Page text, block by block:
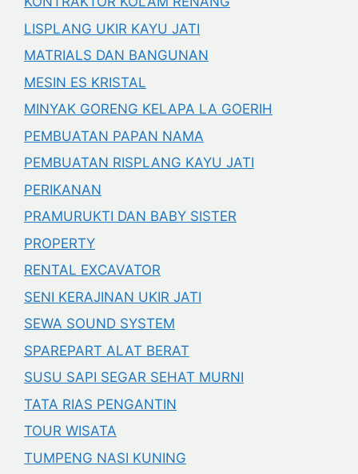
LISPLANG UKIR KAYU JATI
MATRIALS DAN BANGUNAN
MESIN ES KRISTAL
MINYAK GORENG KELAPA LA GOERIH
PEMBUATAN PAPAN NAMA
PEMBUATAN RISPLANG KAYU JATI
PERIKANAN
PRAMURUKTI DAN BABY SISTER
PROPERTY
RENTAL EXCAVATOR
SENI KERAJINAN UKIR JATI
SEWA SOUND SYSTEM
SPAREPART ALAT BERAT
SUSU SAPI SEGAR SEHAT MURNI
TATA RIAS PENGANTIN
TOUR WISATA
TUMPENG NASI KUNING